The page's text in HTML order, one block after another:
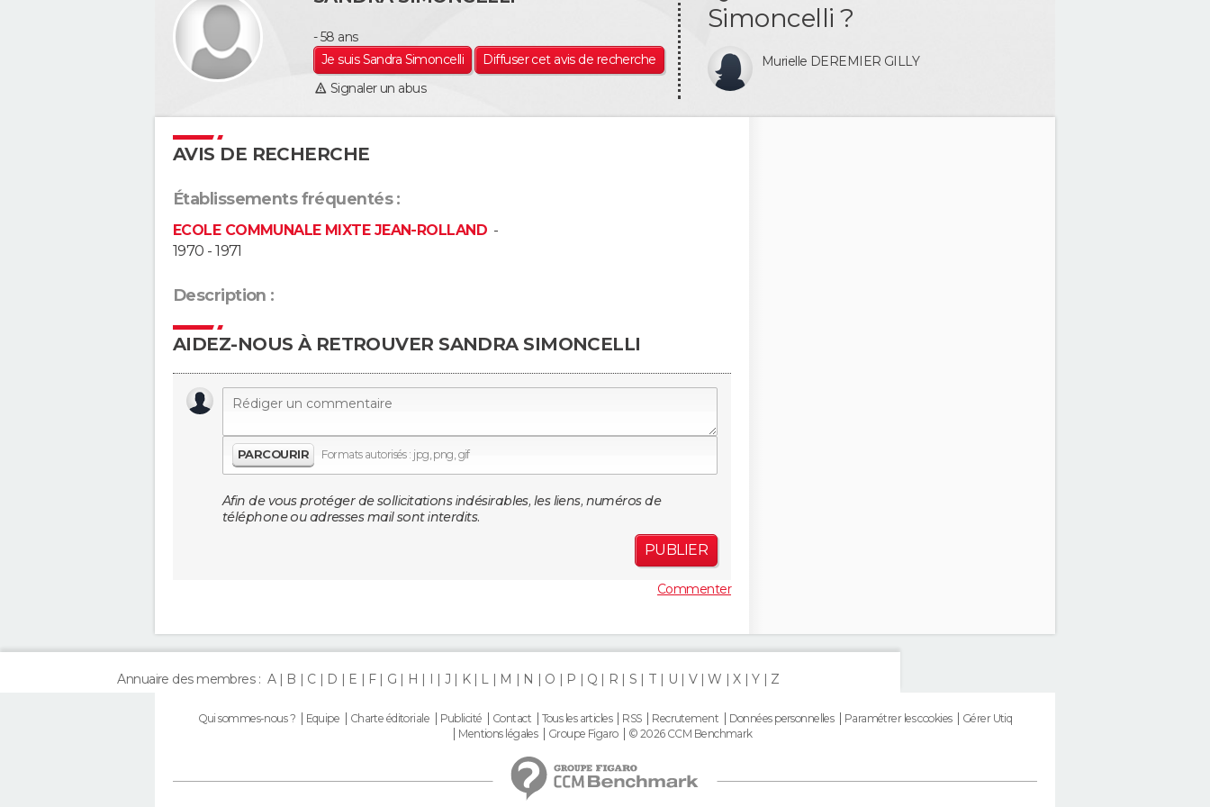
- 58 ans
Je suis Sandra Simoncelli
Diffuser cet avis de recherche
Signaler un abus
Simoncelli ?
Murielle DEREMIER GILLY
AVIS DE RECHERCHE
Établissements fréquentés :
ECOLE COMMUNALE MIXTE JEAN-ROLLAND-
1970 - 1971
Description :
AIDEZ-NOUS À RETROUVER SANDRA SIMONCELLI
PARCOURIR Formats autorisés : jpg, png, gif
Afin de vous protéger de sollicitations indésirables, les liens, numéros de
téléphone ou adresses mail sont interdits.
PUBLIER
Commenter
Annuaire des membres : A B C D E F G H I J K L M N O P Q R S T U V W X Y Z
Qui sommes-nous ? Equipe Charte éditoriale Publicité Contact Tous les articles RSS Recrutement Données personnelles Paramétrer les cookies
Gérer Utiq
Mentions légales
Groupe Figaro © 2026 CCM Benchmark